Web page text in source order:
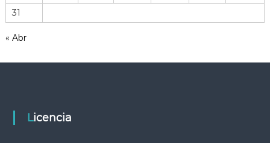
m
i
n
31
« Abr
Licencia